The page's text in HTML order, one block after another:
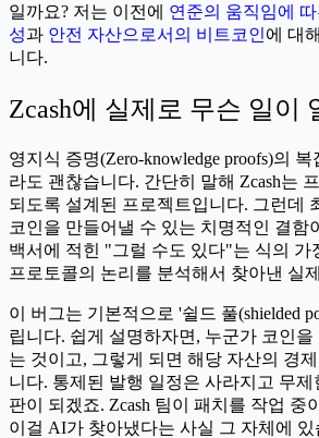
일까요? 저는 이전에 연준의 움직임에
성과 안전 자산으로서의 비트코인에 대
니다.
Zcash에 실제로 무슨 일이
영지식 증명(Zero-knowledge proofs)의
라도 괜찮습니다. 간단히 말해 Zcash는
되도록 설계된 프로젝트입니다. 그런데
코인을 만들어낼 수 있는 치명적인 결함
백서에 적힌 "그럴 수도 있다"는 식의 가
프로토콜의 논리를 분석해서 찾아낸 실
이 버그는 기본적으로 '쉴드 풀(shielded
립니다. 쉽게 설명하자면, 누군가 코인
는 것이고, 그렇게 되면 해당 자산의 경
니다. 통제된 발행 일정은 사라지고 무
판이 되겠죠. Zcash 팀이 패치를 작업 중
이걸 AI가 찾아냈다는 사실 그 자체에 있